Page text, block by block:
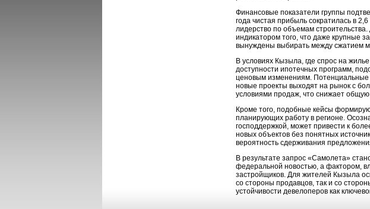
Финансовые показатели группы
года чистая прибыль сократилась в
лидерство по объемам
индикатором того, что даже крупные
вынуждены выбирать между сжатием
В условиях Кызыла, где спрос на
доступности ипотечных программ,
ценовым изменениям. Потенциальные
новые проекты выходят на рынок с
условиями продаж, что снижает общую
Кроме того, подобные кейсы
планирующих работу в регионе.
господдержкой, может привести к
новых объектов без понятных
вероятность сдерживания
В результате запрос «Самолета»
федеральной новостью, а фактором,
застройщиков. Для жителей Кызыла
со стороны продавцов, так и со
устойчивости девелоперов как